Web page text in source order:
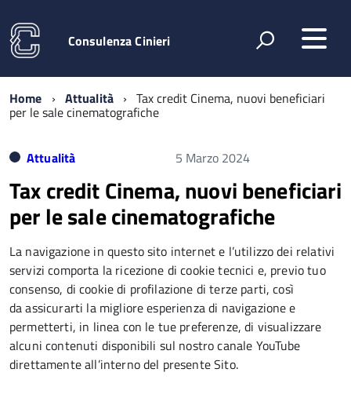
Consulenza Cinieri
Home Attualità Tax credit Cinema, nuovi beneficiari
per le sale cinematografiche
Attualità 5 Marzo 2024
Tax credit Cinema, nuovi beneficiari
per le sale cinematografiche
La navigazione in questo sito internet e l’utilizzo dei relativi
servizi comporta la ricezione di cookie tecnici e, previo tuo
consenso, di cookie di profilazione di terze parti, così
da assicurarti la migliore esperienza di navigazione e
permetterti, in linea con le tue preferenze, di visualizzare
alcuni contenuti disponibili sul nostro canale YouTube
direttamente all’interno del presente Sito.